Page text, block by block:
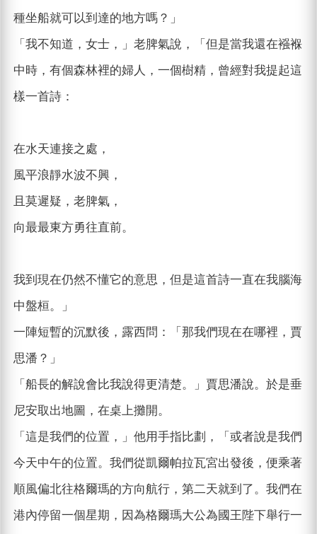
種坐船就可以到達的地方嗎？」
「我不知道，女士，」老脾氣說，「但是當我還在襁褓
中時，有個森林裡的婦人，一個樹精，曾經對我提起這
樣一首詩：
在水天連接之處，
風平浪靜水波不興，
且莫遲疑，老脾氣，
向最最東方勇往直前。
我到現在仍然不懂它的意思，但是這首詩一直在我腦海
中盤桓。」
一陣短暫的沉默後，露西問：「那我們現在在哪裡，賈
思潘？」
「船長的解說會比我說得更清楚。」賈思潘說。於是垂
尼安取出地圖，在桌上攤開。
「這是我們的位置，」他用手指比劃，「或者說是我們
今天中午的位置。我們從凱爾帕拉瓦宮出發後，便乘著
順風偏北往格爾瑪的方向航行，第二天就到了。我們在
港內停留一個星期，因為格爾瑪大公為國王陛下舉行一